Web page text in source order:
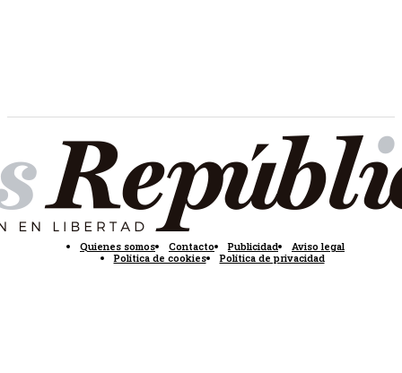
Quienes somos Contacto Publicidad
Aviso legal
Política de cookies
Política de privacidad